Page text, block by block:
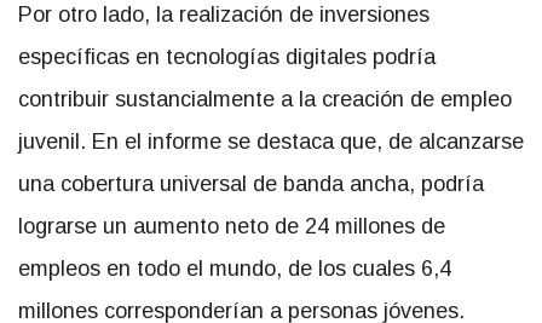
Por otro lado, la realización de inversiones
específicas en tecnologías digitales podría
contribuir sustancialmente a la creación de empleo
juvenil. En el informe se destaca que, de alcanzarse
una cobertura universal de banda ancha, podría
lograrse un aumento neto de 24 millones de
empleos en todo el mundo, de los cuales 6,4
millones corresponderían a personas jóvenes.